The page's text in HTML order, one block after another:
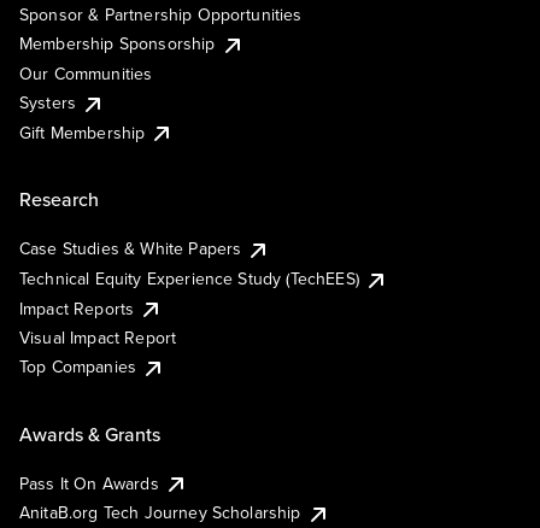
Sponsor & Partnership Opportunities
Membership Sponsorship
Our Communities
Systers
Gift Membership
Research
Case Studies & White Papers
Technical Equity Experience Study (TechEES)
Impact Reports
Visual Impact Report
Top Companies
Awards & Grants
Pass It On Awards
AnitaB.org Tech Journey Scholarship